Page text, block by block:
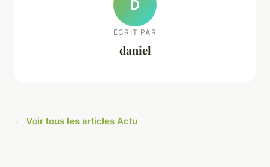
D
ECRIT PAR
daniel
← Voir tous les articles Actu